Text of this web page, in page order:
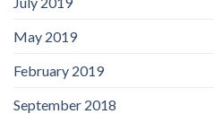
May 2019
February 2019
September 2018